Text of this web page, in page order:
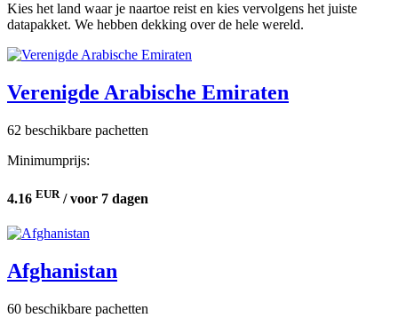
Kies het land waar je naartoe reist en kies vervolgens het juiste
datapakket. We hebben dekking over de hele wereld.
Verenigde Arabische Emiraten
62 beschikbare pachetten
Minimumprijs:
4.16 EUR/ voor 7 dagen
Afghanistan
60 beschikbare pachetten